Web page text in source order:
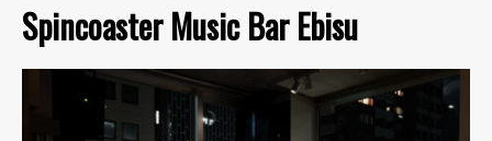
Spincoaster Music Bar Ebisu